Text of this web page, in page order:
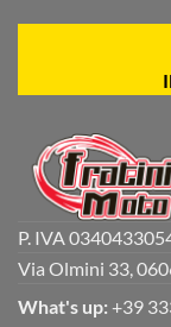
P. IVA
Via Olmini 33,
What's up: +39